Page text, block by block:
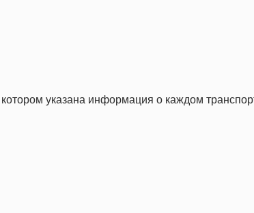
указана информация о каждом